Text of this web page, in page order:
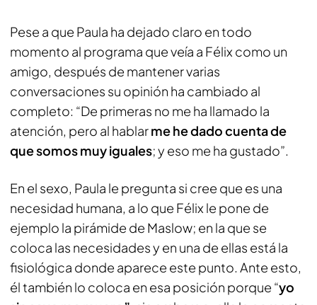
Pese a que Paula ha dejado claro en todo
momento al programa que veía a Félix como un
amigo, después de mantener varias
conversaciones su opinión ha cambiado al
completo: “De primeras no me ha llamado la
atención, pero al hablarme he dado cuenta de
que somos muy iguales; y eso me ha gustado”.
En el sexo, Paula le pregunta si cree que es una
necesidad humana, a lo que Félix le pone de
ejemplo la pirámide de Maslow; en la que se
coloca las necesidades y en una de ellas está la
fisiológica donde aparece este punto. Ante esto,
él también lo coloca en esa posición porque “yo